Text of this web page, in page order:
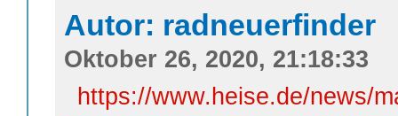
Autor: radneuerfinder
Oktober 26, 2020, 21:18:33
https://www.heise.de/news/